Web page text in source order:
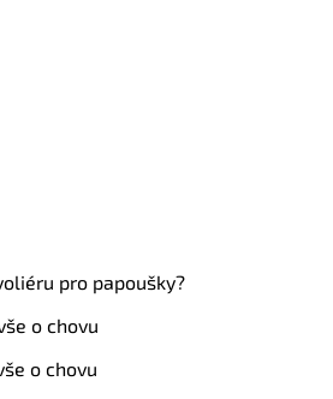
pro papoušky?
o chovu
o chovu